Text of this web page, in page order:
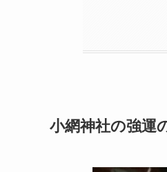
小網神社の強運